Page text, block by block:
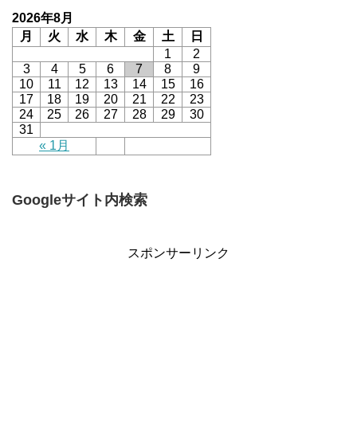
2026年8月
月
火 水 木 金 土 日
« 1月
1
2
3
4 5 6 7 8
9
10
11 12 13 14 15
16
17
18 19 20 21 22
23
24
25 26 27 28 29
30
31
Googleサイト内検索
スポンサーリンク